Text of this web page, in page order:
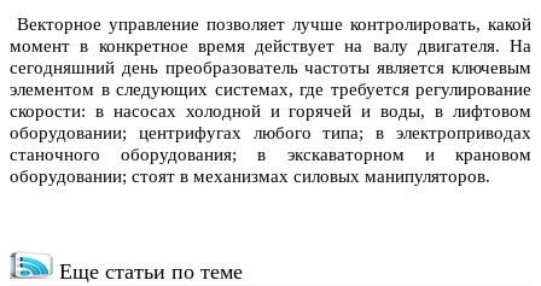
Векторное управление позволяет лучше контролировать, какой
момент в конкретное время действует на валу двигателя. На
сегодняшний день преобразователь частоты является ключевым
элементом в следующих системах, где требуется регулирование
скорости: в насосах холодной и горячей и воды, в лифтовом
оборудовании; центрифугах любого типа; в электроприводах
станочного оборудования; в экскаваторном и крановом
оборудовании; стоят в механизмах силовых манипуляторов.
Еще статьи по теме